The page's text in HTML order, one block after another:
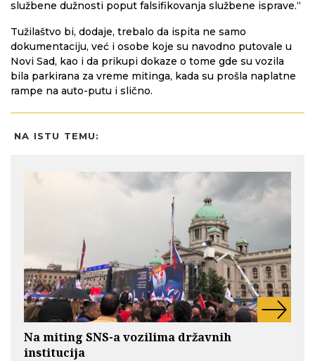
službene dužnosti poput falsifikovanja službene isprave.“
Tužilaštvo bi, dodaje, trebalo da ispita ne samo
dokumentaciju, već i osobe koje su navodno putovale u
Novi Sad, kao i da prikupi dokaze o tome gde su vozila
bila parkirana za vreme mitinga, kada su prošla naplatne
rampe na auto-putu i slično.
NA ISTU TEMU:
Na miting SNS-a vozilima državnih
institucija